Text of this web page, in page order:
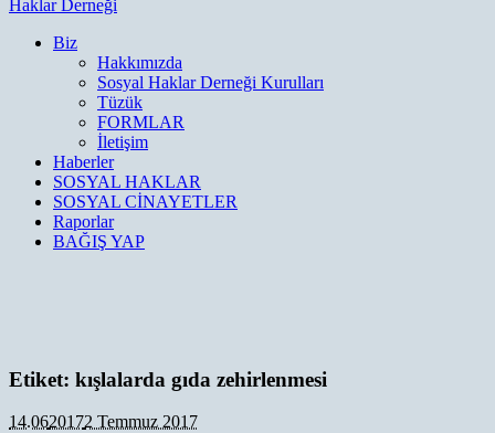
Biz
Hakkımızda
Sosyal Haklar Derneği Kurulları
Tüzük
FORMLAR
İletişim
Haberler
SOSYAL HAKLAR
SOSYAL CİNAYETLER
Raporlar
BAĞIŞ YAP
Etiket: kışlalarda gıda zehirlenmesi
14.0620172 Temmuz 2017